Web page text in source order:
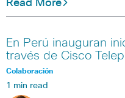
Read More
En Perú inauguran
través de Cisco
Colaboración
1 min read